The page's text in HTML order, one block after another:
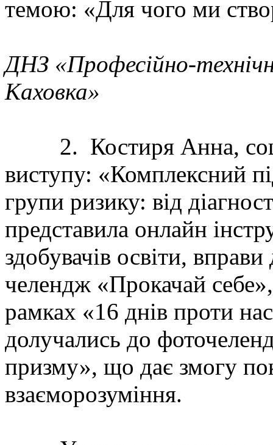
темою: «Для чого ми
ДНЗ «Професійно-
Каховка»
2. Костиря Анна,
виступу: «Комплексний
групи ризику: від
представила онлайн
здобувачів освіти,
челендж «Прокачай
рамках «16 днів проти
долучались до
призму», що дає змогу
взаєморозуміння.